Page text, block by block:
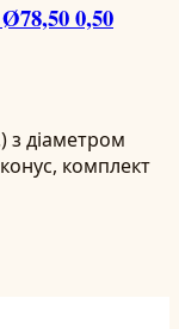
0,50
з діаметром
комплект